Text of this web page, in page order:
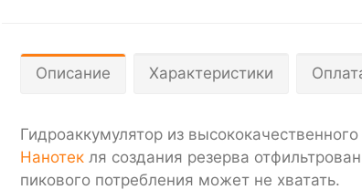
Описание Характеристики
Гидроаккумулятор из
Нанотек ля создания резерва
пикового потребления может не хватать.